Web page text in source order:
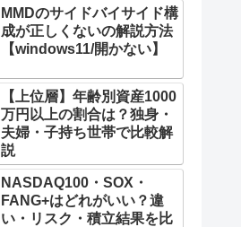
MMDのサイドバイサイド構
成が正しくないの解説方法
【windows11/開かない】
【上位層】年齢別資産1000
万円以上の割合は？独身・
夫婦・子持ち世帯で比較解
説
NASDAQ100・SOX・
FANG+はどれがいい？違
い・リスク・積立結果を比